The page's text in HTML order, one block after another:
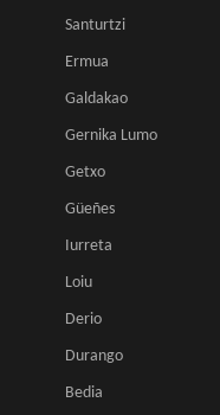
Santurtzi
Ermua
Galdakao
Gernika Lumo
Getxo
Güeñes
Iurreta
Loiu
Derio
Durango
Bedia